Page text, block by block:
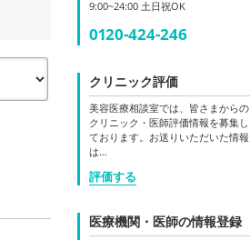
9:00~24:00 土日祝OK
0120-424-246
クリニック評価
美容医療相談室では、皆さまからの
クリニック・医師評価情報を募集し
ております。お送りいただいた情報
は…
評価する
医療機関・医師の情報登録